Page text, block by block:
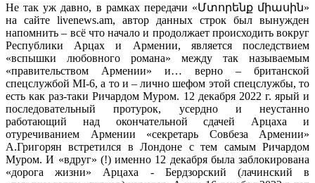
Не так уж давно, в рамках передачи «Մտորենք միասին»
на сайте livenews.am, автор данных строк был вынужден
напомнить – всё что начало и продолжает происходить вокруг
Республики Арцах и Армении, является последствием
«вспышки любовного романа» между так называемым
«правительством Армении» и… верно – британской
спецслужбой MI-6, а то и – лично шефом этой спецслужбы, то
есть как раз-таки Ричардом Муром. 12 декабря 2022 г. ярый и
последовательный протурок, усердно и неустанно
работающий над окончательной сдачей Арцаха и
отуречиванием Армении «секретарь Совбеза Армении»
А.Григорян встретился в Лондоне с тем самым Ричардом
Муром. И «вдруг» (!) именно 12 декабря была заблокирована
«дорога жизни» Арцаха - Бердзорский (лачинский в